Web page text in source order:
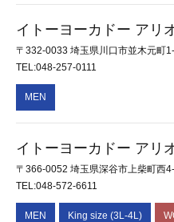
イトーヨーカドー アリ
〒332-0033 埼玉県川口市並木元町
TEL:048-257-0111
MEN
イトーヨーカドー アリ
〒366-0052 埼玉県深谷市上柴町西
TEL:048-572-6611
MEN King size (3L-4L)